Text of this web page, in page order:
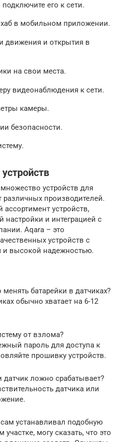
его к сети.
хаб в мобильном приложении.
движения и открытия в
на свои места.
видеонаблюдения к сети.
камеры.
безопасности.
устройств для
производителей.
ассортимент устройств,
настройки и интеграцией с
Aqara – это
устройств с
высокой надежностью.
батарейки в датчиках?
обычно хватает на 6-12
от взлома?
пароль для доступа к
прошивку устройств.
датчик ложно срабатывает?
датчика или
устанавливал подобную
могу сказать, что это